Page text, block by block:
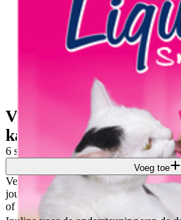
Vitakraft Liquid Snack
kattengras 6 st
6 stuks
Voeg toe
Verwen jouw kat met de liquid snack,
jouw lieve kat, maar ook erg leuk om
of als het warm weer is in te vriezen